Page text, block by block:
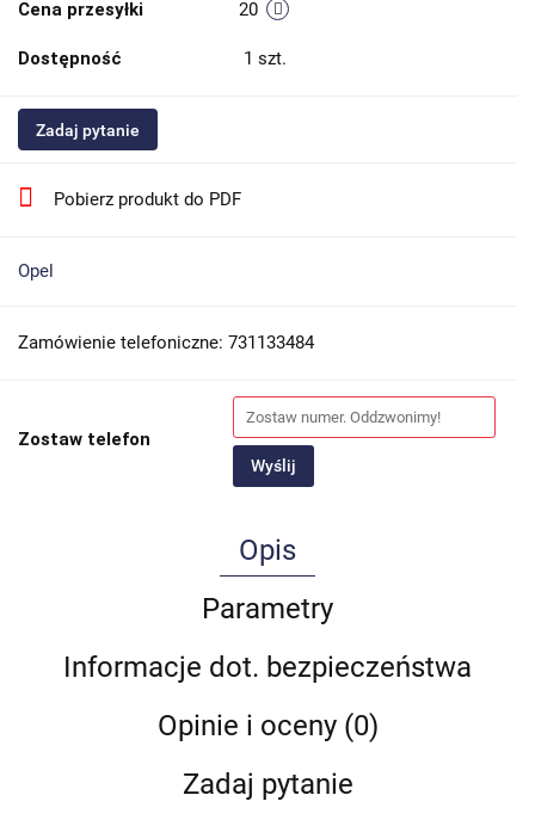
Cena przesyłki 20
Dostępność 1 szt.
Zadaj pytanie
Pobierz produkt do PDF
Opel
Zamówienie telefoniczne: 731133484
Zostaw telefon
Wyślij
Opis
Parametry
Informacje dot. bezpieczeństwa
Opinie i oceny (0)
Zadaj pytanie